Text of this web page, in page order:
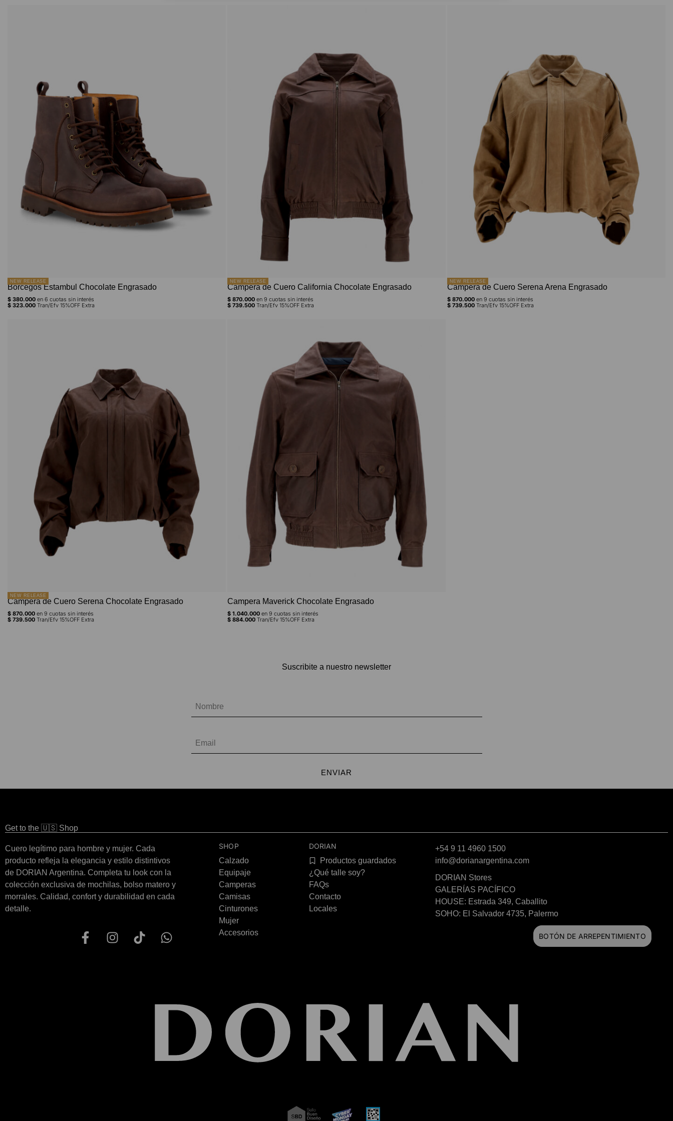
NEW RELEASE
Borcegos Estambul Chocolate Engrasado
$ 380.000 en 6 cuotas sin interés
$ 323.000 Tran/Efv 15%OFF Extra
NEW RELEASE
Campera de Cuero California Chocolate Engrasado
$ 870.000 en 9 cuotas sin interés
$ 739.500 Tran/Efv 15%OFF Extra
NEW RELEASE
Campera de Cuero Serena Arena Engrasado
$ 870.000 en 9 cuotas sin interés
$ 739.500 Tran/Efv 15%OFF Extra
NEW RELEASE
Campera de Cuero Serena Chocolate Engrasado
$ 870.000 en 9 cuotas sin interés
$ 739.500 Tran/Efv 15%OFF Extra
Campera Maverick Chocolate Engrasado
$ 1.040.000 en 9 cuotas sin interés
$ 884.000 Tran/Efv 15%OFF Extra
Suscribite a nuestro newsletter
ENVIAR
Get to the 🇺🇸 Shop
Cuero legítimo para hombre y mujer. Cada
producto refleja la elegancia y estilo distintivos
de DORIAN Argentina. Completa tu look con la
colección exclusiva de mochilas, bolso matero y
morrales. Calidad, confort y durabilidad en cada
detalle.
SHOP
Calzado
Equipaje
Camperas
Camisas
Cinturones
Mujer
Accesorios
DORIAN
Productos guardados
¿Qué talle soy?
FAQs
Contacto
Locales
+54 9 11 4960 1500
info@dorianargentina.com
DORIAN Stores
GALERÍAS PACÍFICO
HOUSE: Estrada 349, Caballito
SOHO: El Salvador 4735, Palermo
BOTÓN DE ARREPENTIMIENTO